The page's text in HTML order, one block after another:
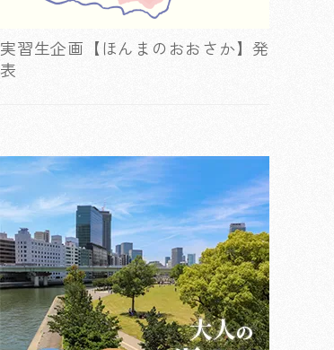
実習生企画【ほんまのおおさか】発
表